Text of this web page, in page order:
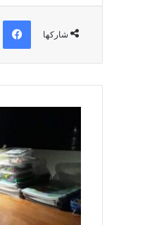
شاركها
ي
ب
.
.
ك